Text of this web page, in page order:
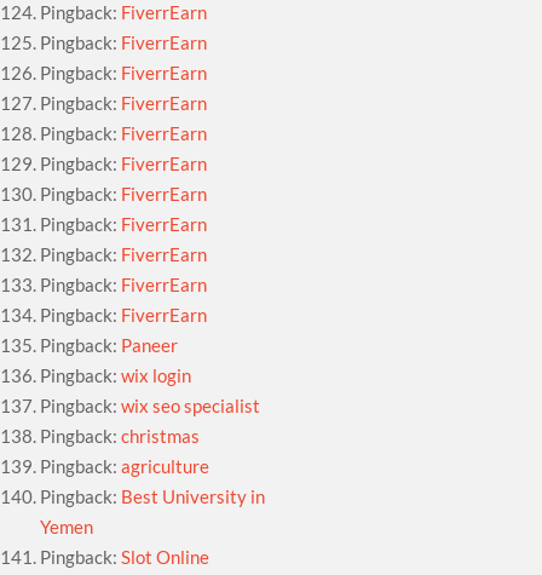
Pingback: FiverrEarn
Pingback: FiverrEarn
Pingback: FiverrEarn
Pingback: FiverrEarn
Pingback: FiverrEarn
Pingback: FiverrEarn
Pingback: FiverrEarn
Pingback: FiverrEarn
Pingback: FiverrEarn
Pingback: FiverrEarn
Pingback: FiverrEarn
Pingback: Paneer
Pingback:wix login
Pingback:wix seo specialist
Pingback:christmas
Pingback:agriculture
Pingback: Best University in
Yemen
Pingback:Slot Online